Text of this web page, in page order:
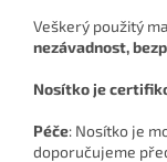
Veškerý použitý
nezávadnost,
Nosítko je
Péče: Nosítko je
doporučujeme